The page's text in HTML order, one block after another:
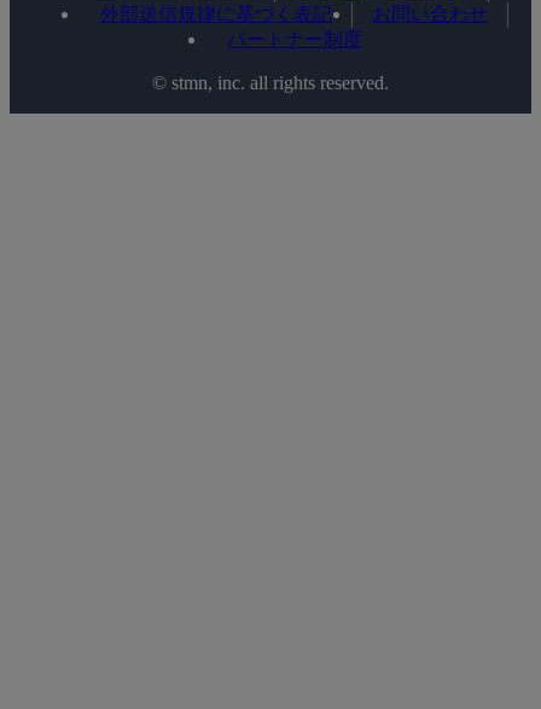
外部送信規律に基づく表記
お問い合わせ
パートナー制度
©️ stmn, inc. all rights reserved.